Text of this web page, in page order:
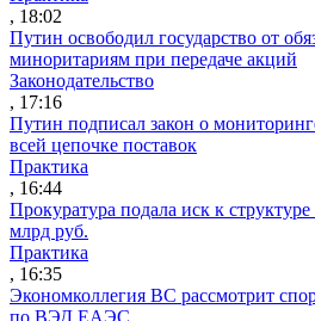
, 18:02
Путин освободил государство от
миноритариям при передаче акций
Законодательство
, 17:16
Путин подписал закон о
всей цепочке поставок
Практика
, 16:44
Прокуратура подала иск к
млрд руб.
Практика
, 16:35
Экономколлегия ВС рассмотрит